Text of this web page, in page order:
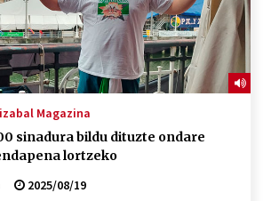
Magazina
sinadura bildu dituzte ondare
lortzeko
2025/08/19